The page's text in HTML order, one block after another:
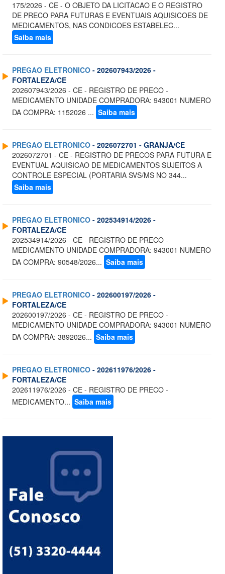
175/2026 - CE - O OBJETO DA LICITACAO E O REGISTRO
DE PRECO PARA FUTURAS E EVENTUAIS AQUISICOES DE
MEDICAMENTOS, NAS CONDICOES ESTABELEC...
Saiba mais
PREGAO ELETRONICO - 202607943/2026 -
FORTALEZA/CE
202607943/2026 - CE - REGISTRO DE PRECO -
MEDICAMENTO UNIDADE COMPRADORA: 943001 NUMERO
DA COMPRA: 1152026 ... Saiba mais
PREGAO ELETRONICO - 2026072701 - GRANJA/CE
2026072701 - CE - REGISTRO DE PRECOS PARA FUTURA E
EVENTUAL AQUISICAO DE MEDICAMENTOS SUJEITOS A
CONTROLE ESPECIAL (PORTARIA SVS/MS NO 344...
Saiba mais
PREGAO ELETRONICO - 202534914/2026 -
FORTALEZA/CE
202534914/2026 - CE - REGISTRO DE PRECO -
MEDICAMENTO UNIDADE COMPRADORA: 943001 NUMERO
DA COMPRA: 90548/2026... Saiba mais
PREGAO ELETRONICO - 202600197/2026 -
FORTALEZA/CE
202600197/2026 - CE - REGISTRO DE PRECO -
MEDICAMENTO UNIDADE COMPRADORA: 943001 NUMERO
DA COMPRA: 3892026... Saiba mais
PREGAO ELETRONICO - 202611976/2026 -
FORTALEZA/CE
202611976/2026 - CE - REGISTRO DE PRECO -
MEDICAMENTO... Saiba mais